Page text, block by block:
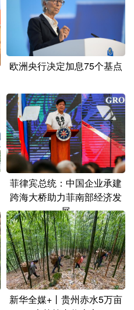
湖北
海南 重庆
云南 西藏
黑龙江
Français عربى
한국어
欧洲央行决定加息75个基点
菲律宾总统：中国企业承建
跨海大桥助力菲南部经济发
展
新华全媒+丨贵州赤水5万亩